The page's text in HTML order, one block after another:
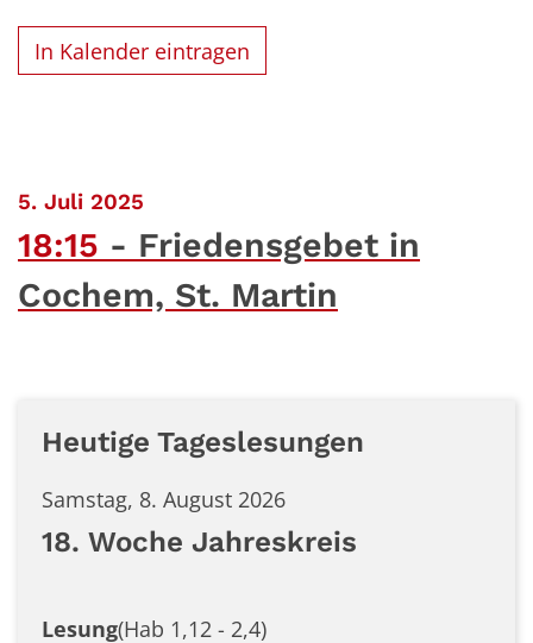
In Kalender eintragen
5. Juli 2025
18:15
Friedensgebet in
Cochem, St. Martin
Heutige Tageslesungen
Samstag, 8. August 2026
18. Woche Jahreskreis
Lesung(Hab 1,12 - 2,4)